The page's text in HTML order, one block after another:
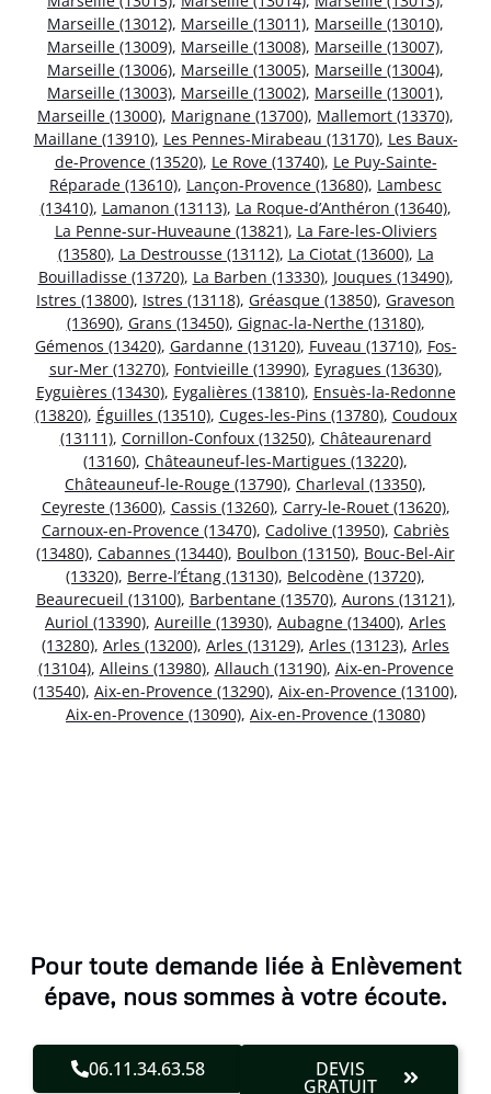
Marseille (13012), Marseille (13011), Marseille (13010),
Marseille (13009), Marseille (13008), Marseille (13007),
Marseille (13006), Marseille (13005), Marseille (13004),
Marseille (13003), Marseille (13002), Marseille (13001),
Marseille (13000), Marignane (13700), Mallemort (13370),
Maillane (13910), Les Pennes-Mirabeau (13170), Les Baux-
de-Provence (13520), Le Rove (13740), Le Puy-Sainte-
Réparade (13610), Lançon-Provence (13680), Lambesc
(13410), Lamanon (13113), La Roque-d’Anthéron (13640),
La Penne-sur-Huveaune (13821), La Fare-les-Oliviers
(13580), La Destrousse (13112), La Ciotat (13600), La
Bouilladisse (13720), La Barben (13330), Jouques (13490),
Istres (13800), Istres (13118), Gréasque (13850), Graveson
(13690), Grans (13450), Gignac-la-Nerthe (13180),
Gémenos (13420), Gardanne (13120), Fuveau (13710), Fos-
sur-Mer (13270), Fontvieille (13990), Eyragues (13630),
Eyguières (13430), Eygalières (13810), Ensuès-la-Redonne
(13820), Éguilles (13510), Cuges-les-Pins (13780), Coudoux
(13111), Cornillon-Confoux (13250), Châteaurenard
(13160), Châteauneuf-les-Martigues (13220),
Châteauneuf-le-Rouge (13790), Charleval (13350),
Ceyreste (13600), Cassis (13260), Carry-le-Rouet (13620),
Carnoux-en-Provence (13470), Cadolive (13950), Cabriès
(13480), Cabannes (13440), Boulbon (13150), Bouc-Bel-Air
(13320), Berre-l’Étang (13130), Belcodène (13720),
Beaurecueil (13100), Barbentane (13570), Aurons (13121),
Auriol (13390), Aureille (13930), Aubagne (13400), Arles
(13280), Arles (13200), Arles (13129), Arles (13123), Arles
(13104), Alleins (13980), Allauch (13190), Aix-en-Provence
(13540), Aix-en-Provence (13290), Aix-en-Provence (13100),
Aix-en-Provence (13090), Aix-en-Provence (13080)
Pour toute demande liée à Enlèvement
épave, nous sommes à votre écoute.
06.11.34.63.58 DEVIS
GRATUIT